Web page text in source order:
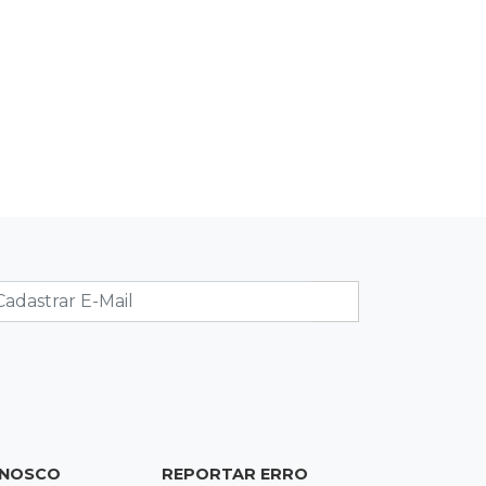
Após apagão, comerciantes
contabilizam prejuízos e buscam
MS
REPORTAR ERRO